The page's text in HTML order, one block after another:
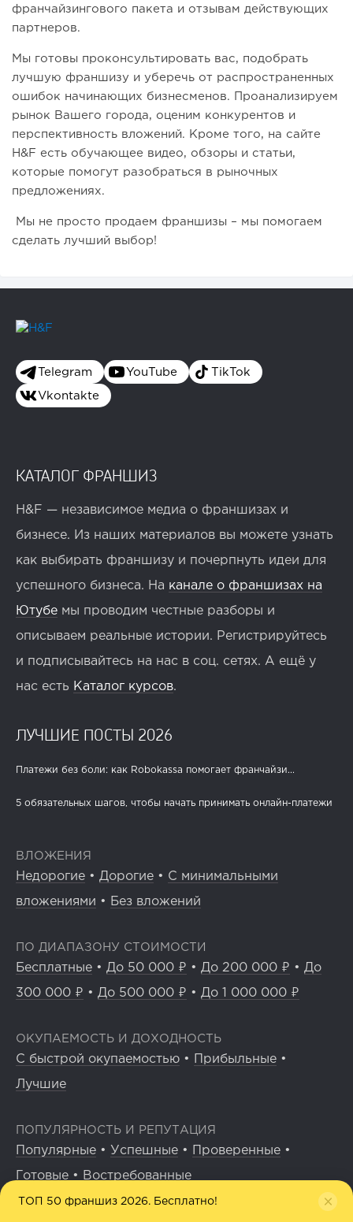
франчайзингового пакета и отзывам действующих
партнеров.
Мы готовы проконсультировать вас, подобрать
лучшую франшизу и уберечь от распространенных
ошибок начинающих бизнесменов. Проанализируем
рынок Вашего города, оценим конкурентов и
перспективность вложений. Кроме того, на сайте
H&F есть обучающее видео, обзоры и статьи,
которые помогут разобраться в рыночных
предложениях.
Мы не просто продаем франшизы – мы помогаем
сделать лучший выбор!
Telegram YouTube TikTok
Vkontakte
КАТАЛОГ ФРАНШИЗ
H&F — независимое медиа о франшизах и
бизнесе. Из наших материалов вы можете узнать
как выбирать франшизу и почерпнуть идеи для
успешного бизнеса. На канале о франшизах на
Ютубе мы проводим честные разборы и
описываем реальные истории. Регистрируйтесь
и подписывайтесь на нас в соц. сетях. А ещё у
нас есть Каталог курсов.
ЛУЧШИЕ ПОСТЫ 2026
Платежи без боли: как Robokassa помогает франчайзи...
5 обязательных шагов, чтобы начать принимать онлайн-платежи
ВЛОЖЕНИЯ
Недорогие • Дорогие • С минимальными
вложениями • Без вложений
ПО ДИАПАЗОНУ СТОИМОСТИ
Бесплатные • До 50 000 ₽ • До 200 000 ₽ • До
300 000 ₽ • До 500 000 ₽ • До 1 000 000 ₽
ОКУПАЕМОСТЬ И ДОХОДНОСТЬ
С быстрой окупаемостью • Прибыльные •
Лучшие
ПОПУЛЯРНОСТЬ И РЕПУТАЦИЯ
Популярные • Успешные • Проверенные •
Готовые • Востребованные
ТОП 50 франшиз 2026. Бесплатно!